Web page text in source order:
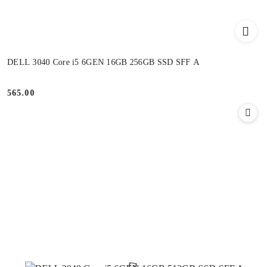
DELL 3040 Core i5 6GEN 16GB 256GB SSD SFF A
Cena:
565.00